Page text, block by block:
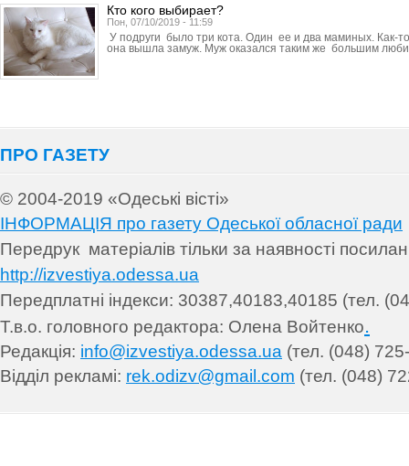
Кто кого выбирает?
Пон, 07/10/2019 - 11:59
У подруги было три кота. Один ее и два маминых. Как-
она вышла замуж. Муж оказался таким же большим
ПРО ГАЗЕТУ
© 2004-2019 «Одеські вісті»
ІНФОРМАЦІЯ про газету Одеської обласної ради
Передрук матеріалів тільки за наявності
http://izvestiya.odessa.ua
Передплатні індекси: 30387,40183,40185 (тел.
Т.в.о. головного редактора: Олена Войтенко.
Редакція: info@izvestiya.odessa.ua (тел. (048)
Відділ рекламі: rek.odizv@gmail.com (тел. (048)